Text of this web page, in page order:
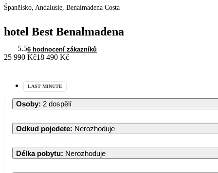
Španělsko, Andalusie, Benalmadena Costa
hotel Best Benalmadena
5.56 hodnocení zákazníků
25 990 Kč18 490 Kč
LAST MINUTE
Osoby: 2 dospělí
Odkud pojedete: Nerozhoduje
Délka pobytu: Nerozhoduje